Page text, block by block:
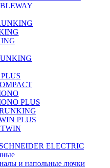
PLUS
PLUS
ELECTRIC
и напольные лючки